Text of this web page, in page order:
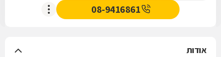
08-9416861
אודות